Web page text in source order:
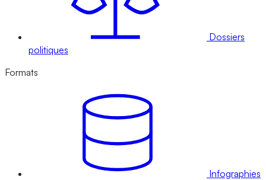
Dossiers
politiques
Formats
Infographies